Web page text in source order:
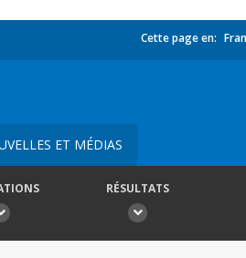
Cette page en:
ET MÉDIAS
RÉSULTATS